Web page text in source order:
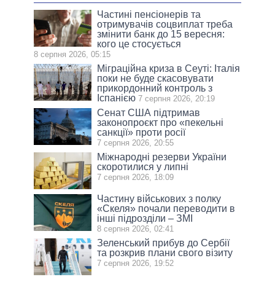
Частині пенсіонерів та
отримувачів соцвиплат треба
змінити банк до 15 вересня:
кого це стосується
8 серпня 2026, 05:15
Міграційна криза в Сеуті: Італія
поки не буде скасовувати
прикордонний контроль з
Іспанією 7 серпня 2026, 20:19
Сенат США підтримав
законопроєкт про «пекельні
санкції» проти росії
7 серпня 2026, 20:55
Міжнародні резерви України
скоротилися у липні
7 серпня 2026, 18:09
Частину військових з полку
«Скеля» почали переводити в
інші підрозділи – ЗМІ
8 серпня 2026, 02:41
Зеленський прибув до Сербії
та розкрив плани свого візиту
7 серпня 2026, 19:52